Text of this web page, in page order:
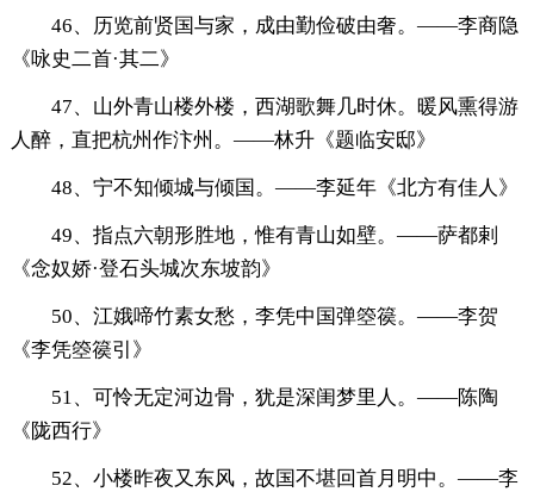
46、历览前贤国与家，成由勤俭破由奢。——李商隐
《咏史二首·其二》
47、山外青山楼外楼，西湖歌舞几时休。暖风熏得游
人醉，直把杭州作汴州。——林升《题临安邸》
48、宁不知倾城与倾国。——李延年《北方有佳人》
49、指点六朝形胜地，惟有青山如壁。——萨都剌
《念奴娇·登石头城次东坡韵》
50、江娥啼竹素女愁，李凭中国弹箜篌。——李贺
《李凭箜篌引》
51、可怜无定河边骨，犹是深闺梦里人。——陈陶
《陇西行》
52、小楼昨夜又东风，故国不堪回首月明中。——李